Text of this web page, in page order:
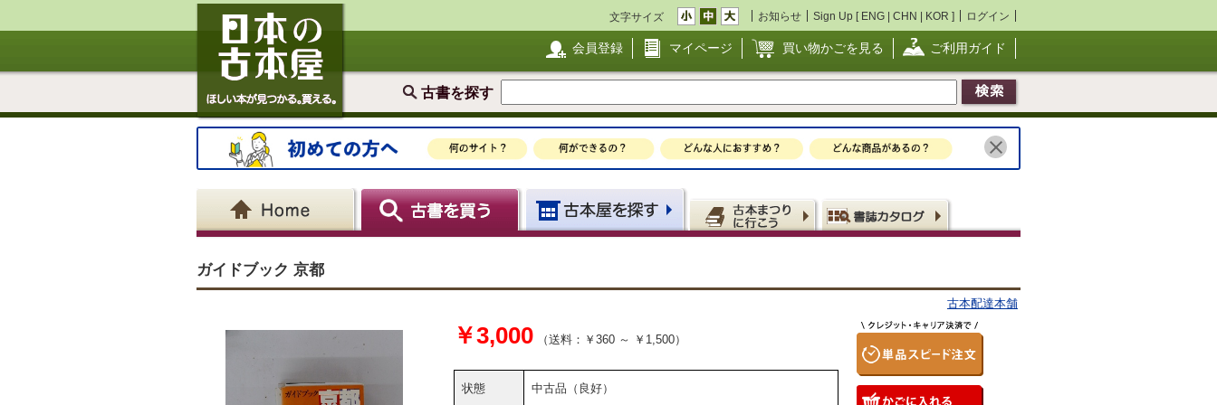
文字サイズ お知らせ Sign Up [ ENG | CHN | KOR ] ログイン
会員登録 マイページ 買い物かごを見る ご利用ガイド
古書を探す
ガイドブック 京都
古本配達本舗
￥3,000 （送料：￥360 ～ ￥1,500）
状態 中古品（良好）